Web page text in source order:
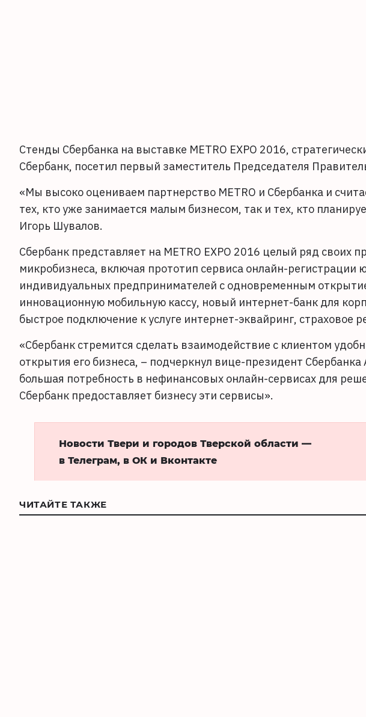
Стенды Сбербанка на выставке METRO EXPO 2016,
Сбербанк, посетил первый заместитель Председателя
«Мы высоко оцениваем партнерство METRO и Сбербанка и
тех, кто уже занимается малым бизнесом, так и тех, кто
Игорь Шувалов.
Сбербанк представляет на METRO EXPO 2016 целый ряд своих
микробизнеса, включая прототип сервиса онлайн-регистрации
индивидуальных предпринимателей с одновременным
инновационную мобильную кассу, новый интернет-банк для
быстрое подключение к услуге интернет-эквайринг, страховое
«Сбербанк стремится сделать взаимодействие с клиентом
открытия его бизнеса, – подчеркнул вице-президент
большая потребность в нефинансовых онлайн-сервисах для
Сбербанк предоставляет бизнесу эти сервисы».
Новости Твери и городов Тверской области —
в Телеграм, в ОК и Вконтакте
ЧИТАЙТЕ ТАКЖЕ